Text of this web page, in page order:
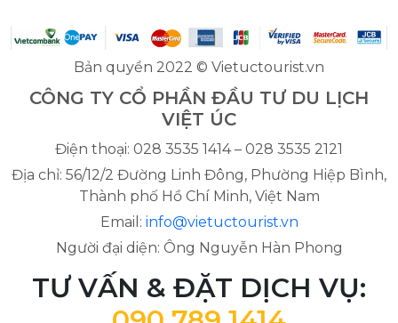
Bản quyền 2022 © Vietuctourist.vn
CÔNG TY CỔ PHẦN ĐẦU TƯ DU LỊCH
VIỆT ÚC
Điện thoại: 028 3535 1414 – 028 3535 2121
Địa chỉ: 56/12/2 Đường Linh Đông, Phường Hiệp Bình,
Thành phố Hồ Chí Minh, Việt Nam
Email: info@vietuctourist.vn
Người đại diện: Ông Nguyễn Hàn Phong
TƯ VẤN & ĐẶT DỊCH VỤ: